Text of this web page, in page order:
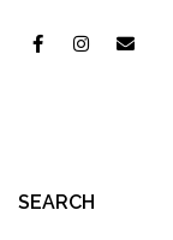
SEARCH